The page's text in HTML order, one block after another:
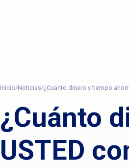
Inicio/Noticias/¿Cuánto dinero y tiempo
¿Cuánto
USTED